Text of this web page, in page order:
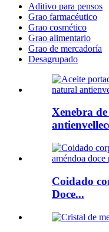
Aditivo para pensos
Grao farmacéutico
Grao cosmético
Grao alimentario
Grao de mercadoría
Desagrupado
Xenebra
Coidado
Doce...